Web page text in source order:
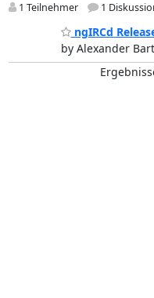
1 Teilnehmer 1
ngIRCd
by Alexander